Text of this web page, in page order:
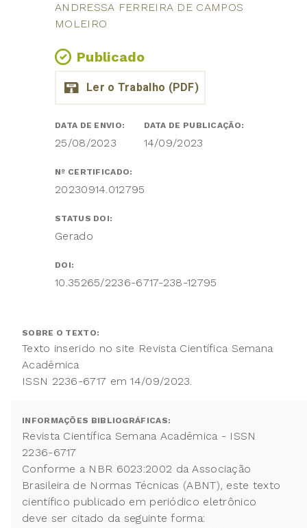
ANDRESSA FERREIRA DE CAMPOS
MOLEIRO
Publicado
DATA DE ENVIO:
25/08/2023
DATA DE PUBLICAÇÃO:
14/09/2023
Nº CERTIFICADO:
20230914.012795
STATUS DOI:
Gerado
DOI:
10.35265/2236-6717-238-12795
SOBRE O TEXTO:
Texto inserido no site Revista Científica Semana
Acadêmica
ISSN 2236-6717 em 14/09/2023.
INFORMAÇÕES BIBLIOGRÁFICAS:
Revista Científica Semana Acadêmica - ISSN
2236-6717
Conforme a NBR 6023:2002 da Associação
Brasileira de Normas Técnicas (ABNT), este texto
científico publicado em periódico eletrônico
deve ser citado da seguinte forma: